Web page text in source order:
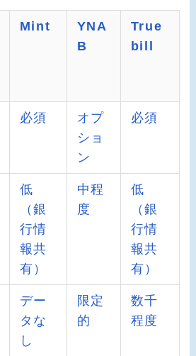
Mint
YNA
B
True
bill
必須
オプ
ショ
ン
必須
低
（銀
行情
報共
有）
中程
度
低
（銀
行情
報共
有）
デー
タな
し
限定
的
数千
程度